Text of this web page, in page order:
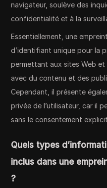
navigateur, soulève des
confidentialité et à la
Essentiellement, une
d’identifiant unique pour la
permettant aux sites Web
avec du contenu et des
Cependant, il présente
privée de l’utilisateur, car il
sans le consentement
Quels types
inclus dans une
?